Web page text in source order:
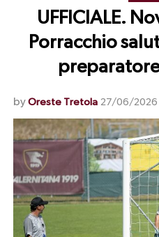
UFFICIALE.
Porracchio
by Oreste Tretola 27/06/2026